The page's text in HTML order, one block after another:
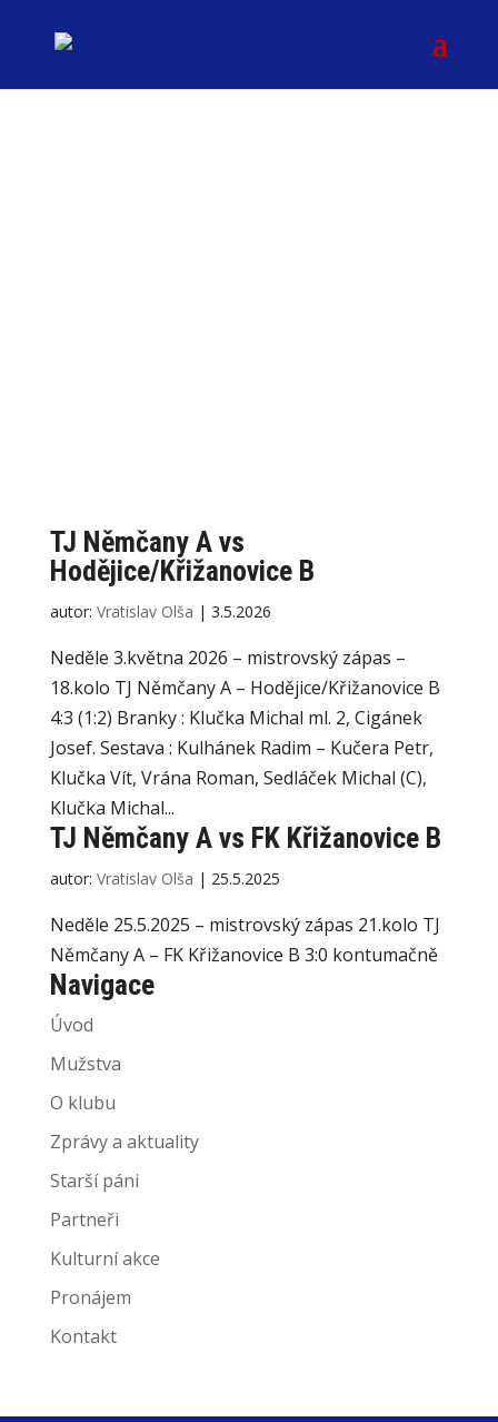
TJ Němčany A vs
Hodějice/Křižanovice B
autor: Vratislav Olša | 3.5.2026
Neděle 3.května 2026 – mistrovský zápas –
18.kolo TJ Němčany A – Hodějice/Křižanovice B
4:3 (1:2) Branky : Klučka Michal ml. 2, Cigánek
Josef. Sestava : Kulhánek Radim – Kučera Petr,
Klučka Vít, Vrána Roman, Sedláček Michal (C),
Klučka Michal...
TJ Němčany A vs FK Křižanovice B
autor: Vratislav Olša | 25.5.2025
Neděle 25.5.2025 – mistrovský zápas 21.kolo TJ
Němčany A – FK Křižanovice B 3:0 kontumačně
Navigace
Úvod
Mužstva
O klubu
Zprávy a aktuality
Starší páni
Partneři
Kulturní akce
Pronájem
Kontakt